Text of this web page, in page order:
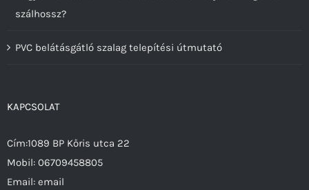
szálhossz?
PVC belátásgátló szalag telepítési útmutató
KAPCSOLAT
Cím:1089 BP Kőris utca 22
Mobil: 06709458805
Email: email